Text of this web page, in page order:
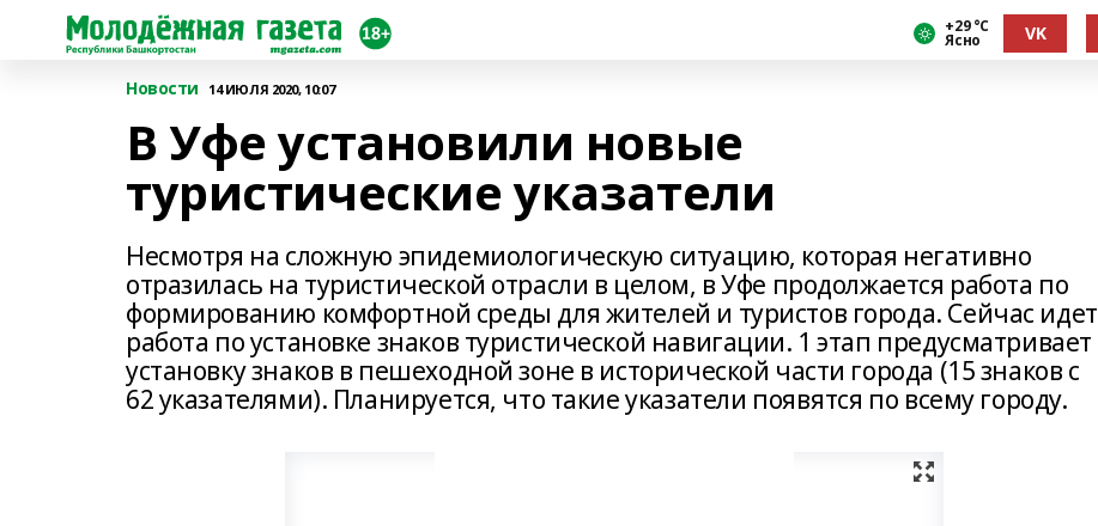
+29 °С
Ясно VK
Новости 14 ИЮЛЯ 2020, 10:07
В Уфе установили новые
туристические указатели
Несмотря на сложную эпидемиологическую ситуацию, которая негативно
отразилась на туристической отрасли в целом, в Уфе продолжается работа по
формированию комфортной среды для жителей и туристов города. Сейчас идет
работа по установке знаков туристической навигации. 1 этап предусматривает
установку знаков в пешеходной зоне в исторической части города (15 знаков с
62 указателями). Планируется, что такие указатели появятся по всему городу.